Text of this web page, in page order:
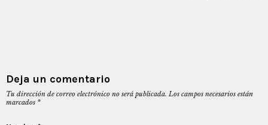
Deja un comentario
Tu dirección de correo electrónico no será publicada. Los campos necesarios están
marcados *